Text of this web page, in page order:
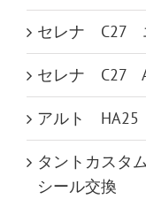
セレナ C27
セレナ C27
アルト HA25
タントカスタ
シール交換